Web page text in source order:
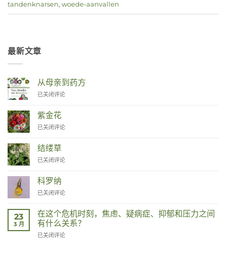
tandenknarsen, woede-aanvallen
最新文章
从母亲到药方
Van
tot
Remedies
已关闭评论
紫金花
Zinnia
已关闭评论
结缕草
Duizendknoop
已关闭评论
科罗纳
Corona
已关闭评论
23
3 月
在这个危机时刻，焦虑、疑病症、抑郁和压力之间
有什么关系？
Wat
已关闭评论